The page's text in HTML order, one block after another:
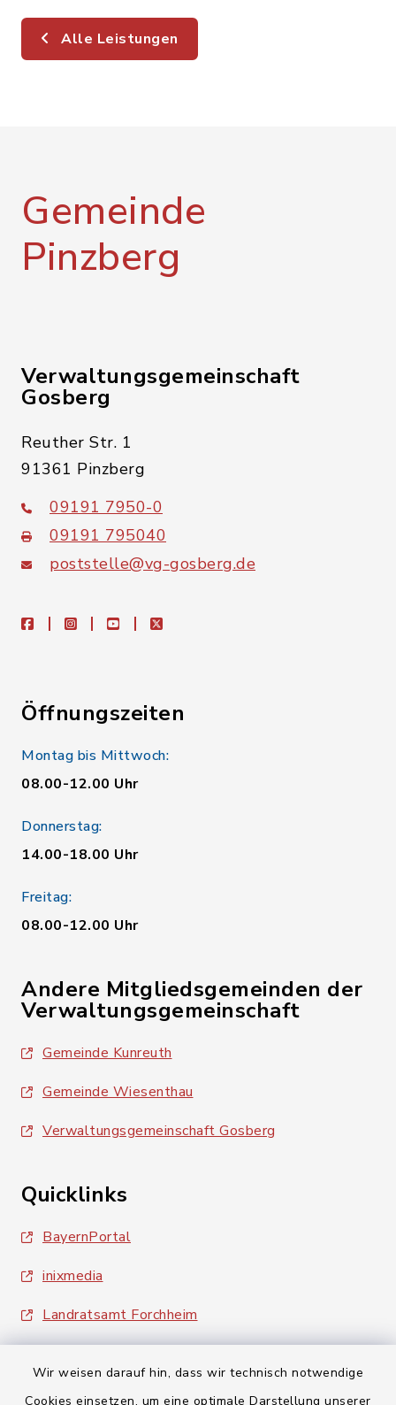
Wir weisen darauf hin, dass wir technisch notwendige
Cookies einsetzen, um eine optimale Darstellung unserer
Alle Leistungen
Gemeinde
Pinzberg
Verwaltungsgemeinschaft
Gosberg
Reuther Str. 1
91361 Pinzberg
09191 7950-0
09191 795040
poststelle@vg-gosberg.de
facebookinstagramyoutubeX
Öffnungszeiten
Montag bis Mittwoch:
08.00-12.00 Uhr
Donnerstag:
14.00-18.00 Uhr
Freitag:
08.00-12.00 Uhr
Andere Mitgliedsgemeinden der
Verwaltungsgemeinschaft
Gemeinde Kunreuth
Gemeinde Wiesenthau
Verwaltungsgemeinschaft Gosberg
Quicklinks
BayernPortal
inixmedia
Landratsamt Forchheim